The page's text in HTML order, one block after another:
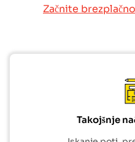
Začnite
Takojšnje